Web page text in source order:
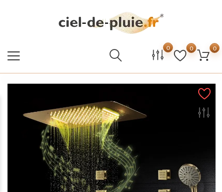
0
0
0